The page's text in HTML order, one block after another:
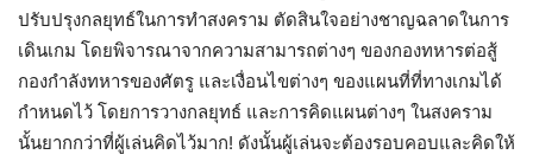
ปรับปรุงกลยุทธ์ในการทำสงคราม ตัดสินใจอย่างชาญฉลาดในการ
เดินเกม โดยพิจารณาจากความสามารถต่างๆ ของกองทหารต่อสู้
กองกำลังทหารของศัตรู และเงื่อนไขต่างๆ ของแผนที่ที่ทางเกมได้
กำหนดไว้ โดยการวางกลยุทธ์ และการคิดแผนต่างๆ ในสงคราม
นั้นยากกว่าที่ผู้เล่นคิดไว้มาก! ดังนั้นผู้เล่นจะต้องรอบคอบและคิดให้